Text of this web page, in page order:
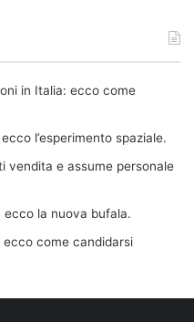
in Italia: ecco come
l’esperimento spaziale.
vendita e assume personale
ecco la nuova bufala.
ecco come candidarsi